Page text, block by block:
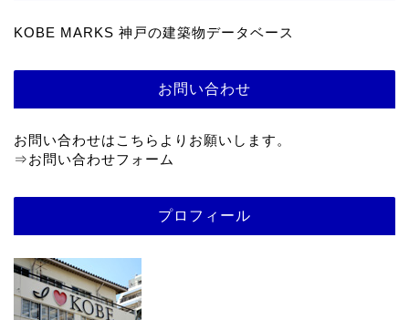
KOBE MARKS 神戸の建築物データベース
お問い合わせ
お問い合わせはこちらよりお願いします。
⇒お問い合わせフォーム
プロフィール